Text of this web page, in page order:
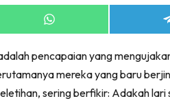
Share
on
pencapaian yang
mereka yang baru
sering berfikir: Adakah